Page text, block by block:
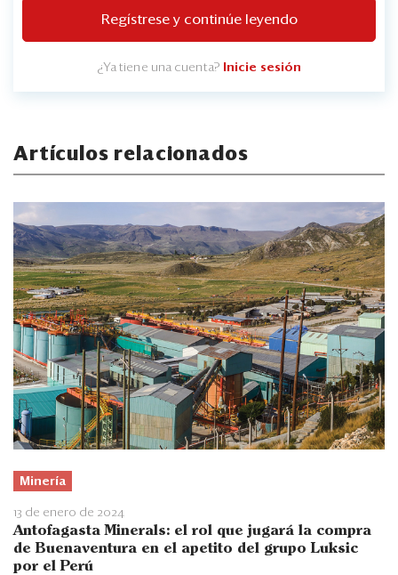
Regístrese y continúe leyendo
¿Ya tiene una cuenta? Inicie sesión
Artículos relacionados
Minería
13 de enero de 2024
Antofagasta Minerals: el rol que jugará la compra
de Buenaventura en el apetito del grupo Luksic
por el Perú